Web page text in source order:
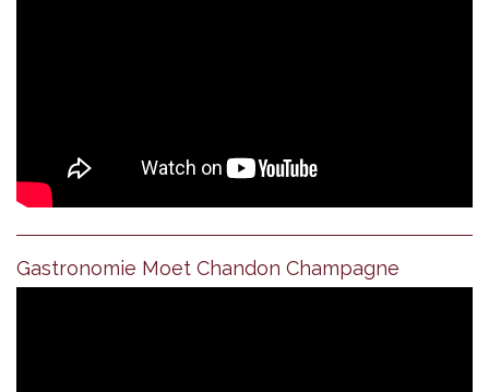
Gastronomie Moet Chandon Champagne